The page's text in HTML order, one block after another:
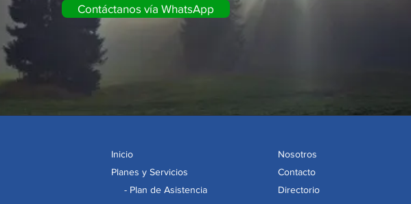
Contáctanos vía WhatsApp
Inicio
Planes y Servicios
- Plan de Asistencia
Nosotros
Contacto
Directorio